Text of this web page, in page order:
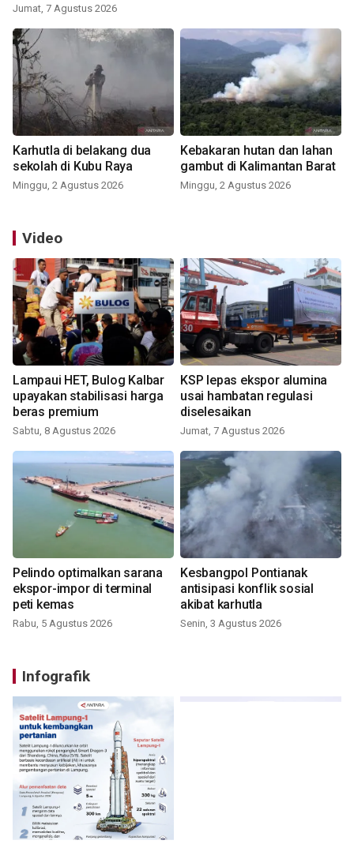
Jumat, 7 Agustus 2026
Karhutla di belakang dua
sekolah di Kubu Raya
Minggu, 2 Agustus 2026
Kebakaran hutan dan lahan
gambut di Kalimantan Barat
Minggu, 2 Agustus 2026
Video
Lampaui HET, Bulog Kalbar
upayakan stabilisasi harga
beras premium
Sabtu, 8 Agustus 2026
KSP lepas ekspor alumina
usai hambatan regulasi
diselesaikan
Jumat, 7 Agustus 2026
Pelindo optimalkan sarana
ekspor-impor di terminal
peti kemas
Rabu, 5 Agustus 2026
Kesbangpol Pontianak
antisipasi konflik sosial
akibat karhutla
Senin, 3 Agustus 2026
Infografik